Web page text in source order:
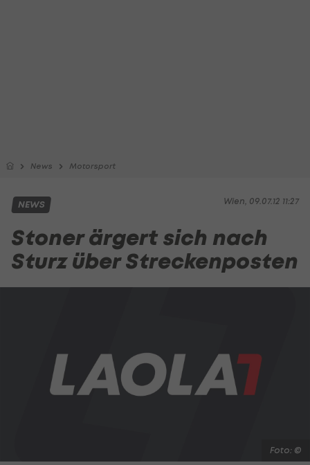
News Motorsport
Wien, 09.07.12 11:27
NEWS
Stoner ärgert sich nach
Sturz über Streckenposten
Foto: ©